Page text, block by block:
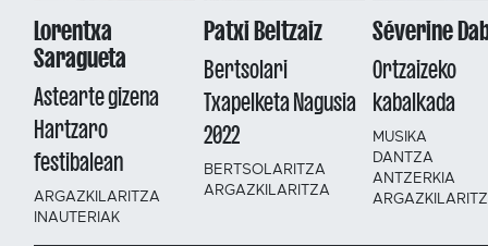
Lorentxa
Saragueta
Astearte gizena
Hartzaro
festibalean
ARGAZKILARITZA
INAUTERIAK
Patxi Beltzaiz
Bertsolari
Txapelketa Nagusia
2022
BERTSOLARITZA
ARGAZKILARITZA
Séverine
Ortzaizeko
kabalkada
MUSIKA
DANTZA
ANTZERKIA